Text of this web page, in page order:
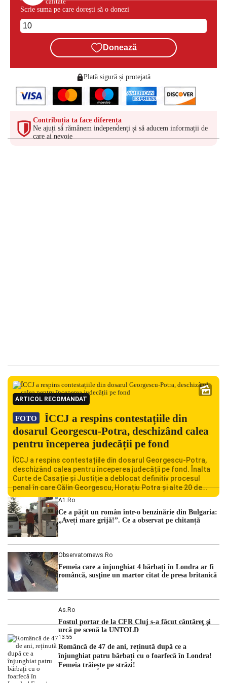
Scrie suma pe care dorești să o donezi
Donează
Plată sigură și protejată
Contribuția ta face diferența
Ne ajuți să rămânem independenți și să aducem informații de
care ai nevoie
ARTICOL RECOMANDAT
FOTO
ÎCCJ a respins contestațiile din
dosarul Georgescu-Potra, deschizând calea
pentru începerea judecății pe fond
ÎCCJ a respins contestațiile din dosarul Georgescu-Potra,
deschizând calea pentru începerea judecății pe fond. Înalta
Curte de Casație și Justiție a deblocat definitiv procesul
penal în care Călin Georgescu, Horațiu Potra și alte 20 de
persoane sunt acuzați de acțiuni îndreptate împotriva
ordinii constituționale. În ședința din camera preliminară,
judecătorii de la instanța supremă au […]
A1.ro
Ce a pățit un român într-o benzinărie din Bulgaria:
„Aveți mare grijă!”. Ce a observat pe chitanță
Observatornews.ro
Femeia care a înjunghiat 4 bărbați în Londra ar fi
româncă, susţine un martor citat de presa britanică
As.ro
Fostul portar de la CFR Cluj s-a făcut cântăreţ şi
urcă pe scenă la UNTOLD
13:55
Româncă de 47 de ani, reținută după ce a
înjunghiat patru bărbați cu o foarfecă în Londra!
Femeia trăiește pe străzi!